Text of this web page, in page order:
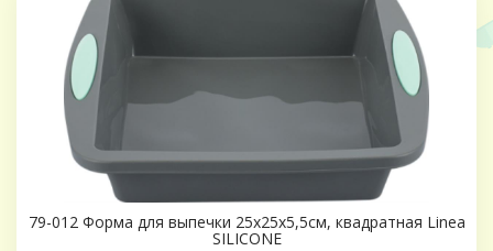
79-012 Форма для выпечки 25х25х5,5см, квадратная Linea
SILICONE